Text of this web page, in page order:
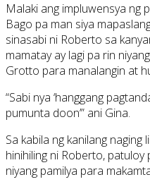
Malaki ang impluwensya ng
Bago pa man siya
sinasabi ni Roberto sa
mamatay ay lagi pa rin
Grotto para manalangin at
“Sabi nya ‘hanggang
pumunta doon’” ani Gina.
Sa kabila ng kanilang
hinihiling ni Roberto,
niyang pamilya para